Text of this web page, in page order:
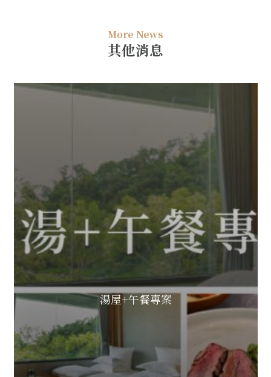
More News
其他消息
湯屋+午餐專案